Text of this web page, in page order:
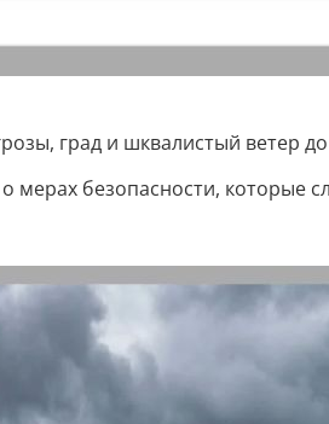
град и шквалистый ветер
безопасности, которые